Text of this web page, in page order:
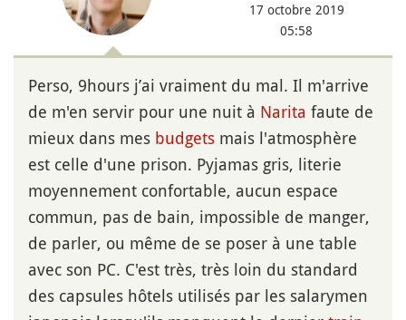
17 octobre 2019
05:58
Perso, 9hours j’ai vraiment du mal. Il m'arrive
de m'en servir pour une nuit à Narita faute de
mieux dans mes budgets mais l'atmosphère
est celle d'une prison. Pyjamas gris, literie
moyennement confortable, aucun espace
commun, pas de bain, impossible de manger,
de parler, ou même de se poser à une table
avec son PC. C'est très, très loin du standard
des capsules hôtels utilisés par les salarymen